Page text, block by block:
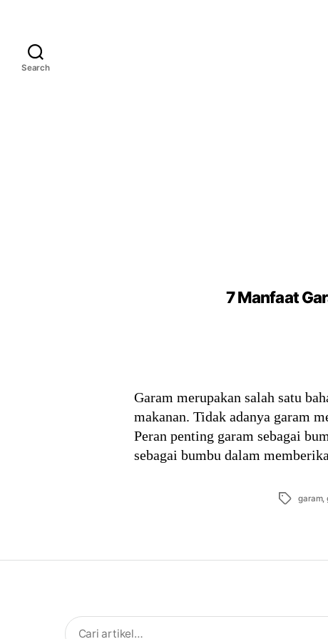
Search
7 Manfaat
Garam merupakan salah satu
makanan. Tidak adanya garam
Peran penting garam sebagai
sebagai bumbu dalam
Tags garam,
Search